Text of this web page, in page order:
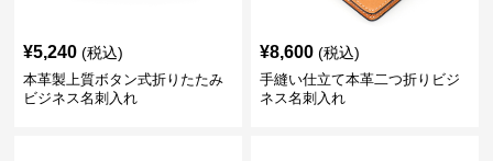
¥5,240 (税込)
本革製上質ボタン式折りたたみ
ビジネス名刺入れ
¥8,600 (税込)
手縫い仕立て本革二つ折りビジ
ネス名刺入れ